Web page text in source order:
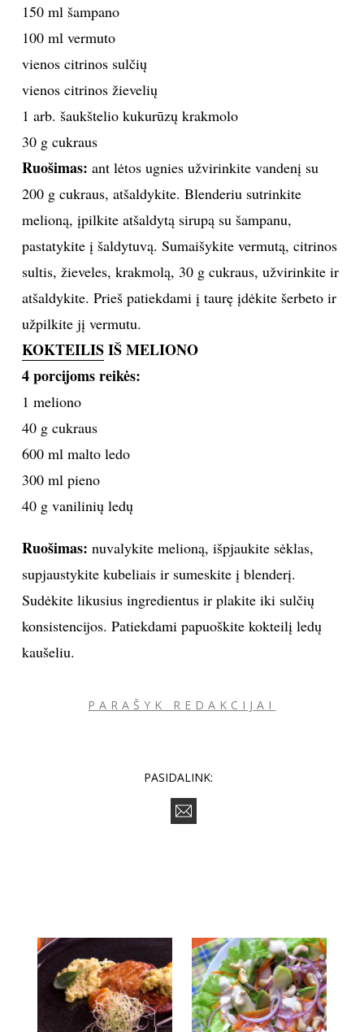
150 ml šampano
100 ml vermuto
vienos citrinos sulčių
vienos citrinos žievelių
1 arb. šaukštelio kukurūzų krakmolo
30 g cukraus
Ruošimas: ant lėtos ugnies užvirinkite vandenį su
200 g cukraus, atšaldykite. Blenderiu sutrinkite
melioną, įpilkite atšaldytą sirupą su šampanu,
pastatykite į šaldytuvą. Sumaišykite vermutą, citrinos
sultis, žieveles, krakmolą, 30 g cukraus, užvirinkite ir
atšaldykite. Prieš patiekdami į taurę įdėkite šerbeto ir
užpilkite jį vermutu.
KOKTEILISIŠ MELIONO
4 porcijoms reikės:
1 meliono
40 g cukraus
600 ml malto ledo
300 ml pieno
40 g vanilinių ledų
Ruošimas: nuvalykite melioną, išpjaukite sėklas,
supjaustykite kubeliais ir sumeskite į blenderį.
Sudėkite likusius ingredientus ir plakite iki sulčių
konsistencijos. Patiekdami papuoškite kokteilį ledų
kaušeliu.
PARAŠYK REDAKCIJAI
PASIDALINK: